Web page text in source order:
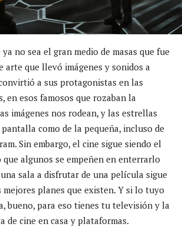
no sea el gran medio de masas que fue
arte que llevó imágenes y sonidos a
a sus protagonistas en las
en esos famosos que rozaban la
imágenes nos rodean, y las estrellas
como de la pequeña, incluso de
Sin embargo, el cine sigue siendo el
que algunos se empeñen en enterrarlo
sala a disfrutar de una película sigue
mejores planes que existen. Y si lo tuyo
bueno, para eso tienes tu televisión y la
de cine en casa y plataformas.